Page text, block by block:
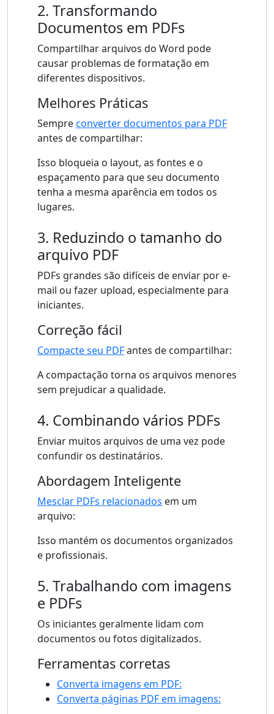
2. Transformando
Documentos em PDFs
Compartilhar arquivos do Word pode
causar problemas de formatação em
diferentes dispositivos.
Melhores Práticas
Sempreconverter documentos para PDF
antes de compartilhar:
Isso bloqueia o layout, as fontes e o
espaçamento para que seu documento
tenha a mesma aparência em todos os
lugares.
3. Reduzindo o tamanho do
arquivo PDF
PDFs grandes são difíceis de enviar por e-
mail ou fazer upload, especialmente para
iniciantes.
Correção fácil
Compacte seu PDFantes de compartilhar:
A compactação torna os arquivos menores
sem prejudicar a qualidade.
4. Combinando vários PDFs
Enviar muitos arquivos de uma vez pode
confundir os destinatários.
Abordagem Inteligente
Mesclar PDFs relacionados em um
arquivo:
Isso mantém os documentos organizados
e profissionais.
5. Trabalhando com imagens
e PDFs
Os iniciantes geralmente lidam com
documentos ou fotos digitalizados.
Ferramentas corretas
Converta imagens em PDF:
Converta páginas PDF em imagens: